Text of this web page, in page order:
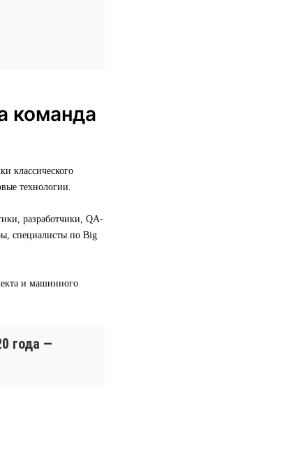
команда
классического
технологии.
разработчики, QA-
специалисты по Big
и машинного
года —